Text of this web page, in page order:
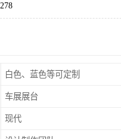
278
白色、蓝色等可定制
车展展台
现代